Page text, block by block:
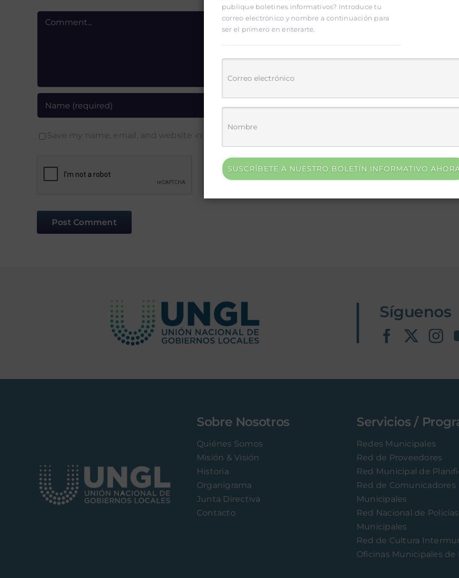
Comment
Save my name, email, and website in this browser for the next time I comment.
Síguenos
Sobre Nosotros
Quiénes Somos
Misión & Visión
Historia
Organigrama
Junta Directiva
Contacto
Servicios /
Redes Municipales
Red de Proveedores
Red Municipal de
Red de Comunicadores
Municipales
Red Nacional de Policías
Municipales
Red de Cultura
Oficinas Municipales de
publique boletines informativos? Introduce tu
correo electrónico y nombre a continuación para
ser el primero en enterarte.
SUSCRÍBETE A NUESTRO BOLETÍN INFORMATIVO